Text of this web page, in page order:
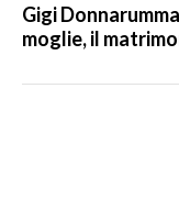
Gigi
moglie, il